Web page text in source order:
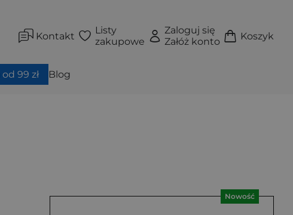
Kontakt
Listy
zakupowe
Zaloguj się
Załóż konto
Koszyk
99 zł Blog
Nowość